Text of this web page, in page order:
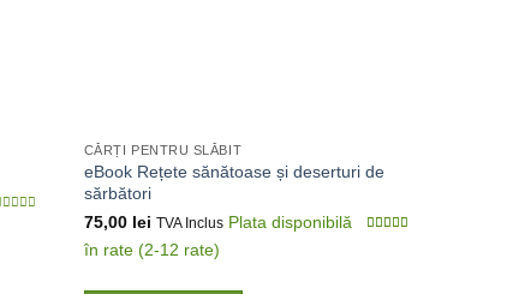
CĂRȚI PENTRU SLĂBIT
eBook Rețete sănătoase și deserturi de
sărbători​
75,00 lei TVA Inclus